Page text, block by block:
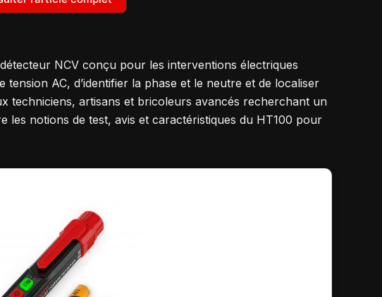
NCV conçu pour les interventions électriques
AC, d’identifier la phase et le neutre et de localiser
techniciens, artisans et bricoleurs avancés recherchant un
les notions de test, avis et caractéristiques du HT100 pour